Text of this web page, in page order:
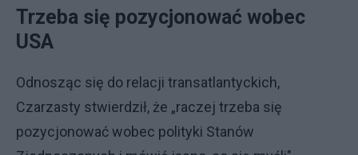
Trzeba się pozycjonować wobec
USA
Odnosząc się do relacji transatlantyckich,
Czarzasty stwierdził, że „raczej trzeba się
pozycjonować wobec polityki Stanów